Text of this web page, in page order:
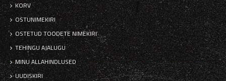
KORV
OSTUNIMEKIRI
OSTETUD TOODETE NIMEKIRI
TEHINGU AJALUGU
MINU ALLAHINDLUSED
UUDISKIRI